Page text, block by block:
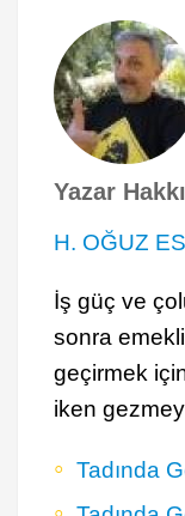
Yazar
H. OĞUZ
İş güç ve
sonra
geçirmek
iken
Tadında